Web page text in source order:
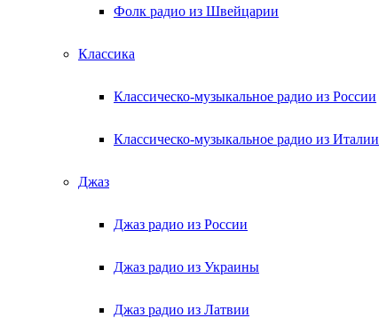
Фолк радио из Швейцарии
Классика
Классическо-музыкальное радио из России
Классическо-музыкальное радио из Италии
Джаз
Джаз радио из России
Джаз радио из Украины
Джаз радио из Латвии